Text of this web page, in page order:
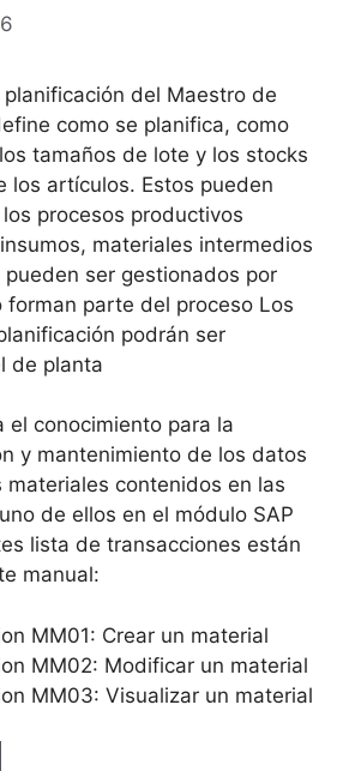
del Maestro de
como se planifica, como
tamaños de lote y los stocks
los artículos. Estos pueden
procesos productivos
materiales intermedios
ser gestionados por
forman parte del proceso Los
podrán ser
de planta
el conocimiento para la
y mantenimiento de los datos
materiales contenidos en las
de ellos en el módulo SAP
lista de transacciones están
manual:
MM01: Crear un material
MM02: Modificar un material
MM03: Visualizar un material